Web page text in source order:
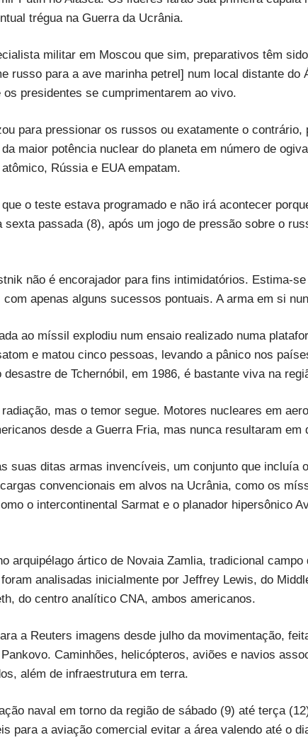
trégua na Guerra da Ucrânia.
militar em Moscou que sim, preparativos têm
russo para a ave marinha petrel] num local distante do
presidentes se cumprimentarem ao vivo.
para pressionar os russos ou exatamente o contrário,
maior potência nuclear do planeta em número de
Rússia e EUA empatam.
o teste estava programado e não irá acontecer
sexta passada (8), após um jogo de pressão sobre o
não é encorajador para fins intimidatórios. Estima-
apenas alguns sucessos pontuais. A arma em si
ao míssil explodiu num ensaio realizado numa
e matou cinco pessoas, levando a pânico nos
de Tchernóbil, em 1986, é bastante viva na
mas o temor segue. Motores nucleares em
desde a Guerra Fria, mas nunca resultaram em
suas ditas armas invencíveis, um conjunto que incluía
convencionais em alvos na Ucrânia, como os
o intercontinental Sarmat e o planador hipersônico
arquipélago ártico de Novaia Zamlia, tradicional campo
analisadas inicialmente por Jeffrey Lewis, do
do centro analítico CNA, ambos americanos.
a Reuters imagens desde julho da movimentação,
Caminhões, helicópteros, aviões e navios
além de infraestrutura em terra.
naval em torno da região de sábado (9) até terça
para a aviação comercial evitar a área valendo até o